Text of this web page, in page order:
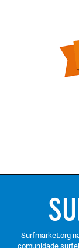
Surfmarket.org
comunidade